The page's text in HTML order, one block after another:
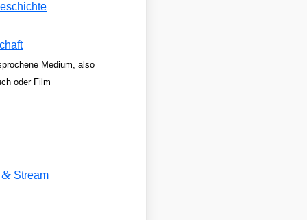
Medium, also
oder Film
& Stream